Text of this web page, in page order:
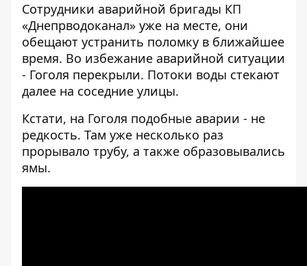
Сотрудники аварийной бригады КП
«Днепрводоканал» уже на месте, они
обещают устранить поломку в ближайшее
время. Во избежание аварийной ситуации
- Гоголя перекрыли. Потоки воды стекают
далее на соседние улицы.
Кстати, на Гоголя подобные аварии - не
редкость. Там уже несколько раз
прорывало трубу, а также образовывались
ямы.